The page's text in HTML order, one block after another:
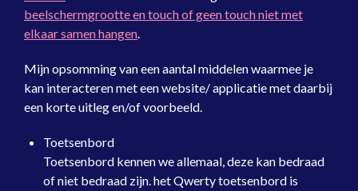
beelschermgrootte en touch of geen touch niet met
elkaar samen hangen.
Mijn opsomming van een aantal middelen waarmee je
kan interacteren met een website/ applicatie met daarbij
een korte uitleg en/of voorbeeld.
Toetsenbord
Toetsenbord kennen we allemaal, deze kan bedraad
of niet bedraad zijn. het Qwerty toetsenbord is